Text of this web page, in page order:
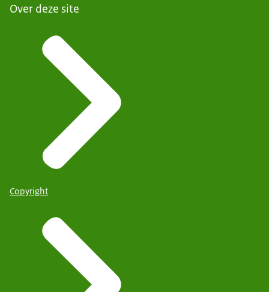
Over deze site
Copyright